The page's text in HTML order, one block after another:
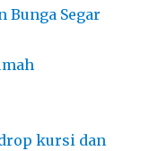
Bunga Segar
kursi dan